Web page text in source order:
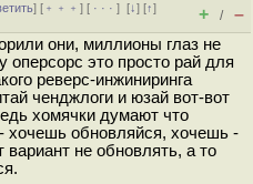
] [ ﹢﹢﹢] [ · · ·][↓] [↑]
+ / –
они, миллионы глаз не
оперсорс это просто рай для
реверс-инжиниринга
ченджлоги и юзай вот-вот
хомячки думают что
хочешь обновляйся, хочешь -
не обновлять, а то